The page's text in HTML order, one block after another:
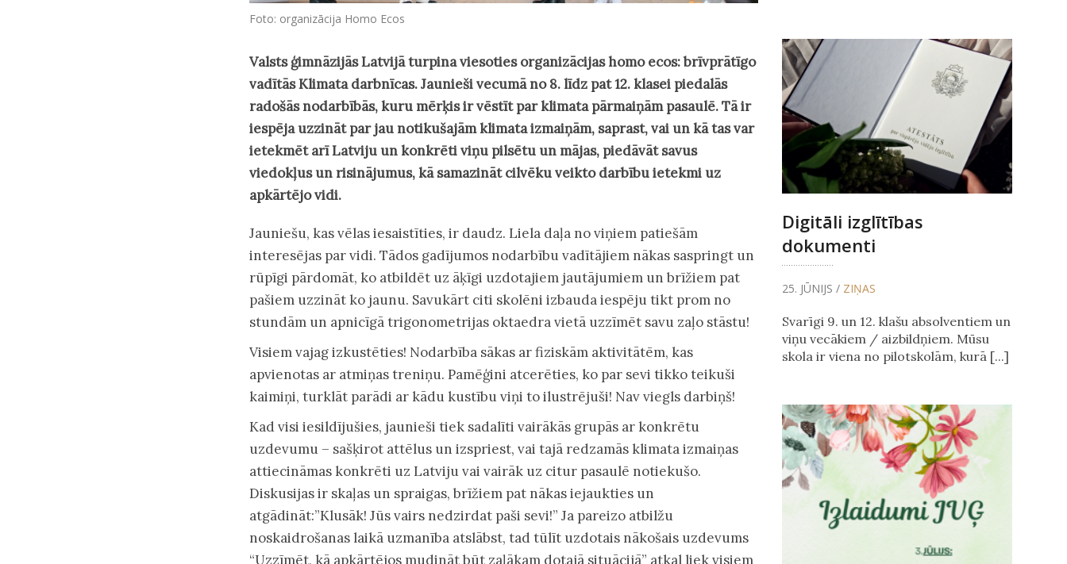
Foto: organizācija Homo Ecos
Valsts ģimnāzijās Latvijā turpina viesoties organizācijas homo ecos: brīvprātīgo
vadītās Klimata darbnīcas. Jaunieši vecumā no 8. līdz pat 12. klasei piedalās
radošās nodarbībās, kuru mērķis ir vēstīt par klimata pārmaiņām pasaulē. Tā ir
iespēja uzzināt par jau notikušajām klimata izmaiņām, saprast, vai un kā tas var
ietekmēt arī Latviju un konkrēti viņu pilsētu un mājas, piedāvāt savus
viedokļus un risinājumus, kā samazināt cilvēku veikto darbību ietekmi uz
apkārtējo vidi.
Jauniešu, kas vēlas iesaistīties, ir daudz. Liela daļa no viņiem patiešām
interesējas par vidi. Tādos gadījumos nodarbību vadītājiem nākas saspringt un
rūpīgi pārdomāt, ko atbildēt uz āķīgi uzdotajiem jautājumiem un brīžiem pat
pašiem uzzināt ko jaunu. Savukārt citi skolēni izbauda iespēju tikt prom no
stundām un apnicīgā trigonometrijas oktaedra vietā uzzīmēt savu zaļo stāstu!
Visiem vajag izkustēties! Nodarbība sākas ar fiziskām aktivitātēm, kas
apvienotas ar atmiņas treniņu. Pamēģini atcerēties, ko par sevi tikko teikuši
kaimiņi, turklāt parādi ar kādu kustību viņi to ilustrējuši! Nav viegls darbiņš!
Kad visi iesildījušies, jaunieši tiek sadalīti vairākās grupās ar konkrētu
uzdevumu – sašķirot attēlus un izspriest, vai tajā redzamās klimata izmaiņas
attiecināmas konkrēti uz Latviju vai vairāk uz citur pasaulē notiekušo.
Diskusijas ir skaļas un spraigas, brīžiem pat nākas iejaukties un
atgādināt:”Klusāk! Jūs vairs nedzirdat paši sevi!” Ja pareizo atbilžu
noskaidrošanas laikā uzmanība atslābst, tad tūlīt uzdotais nākošais uzdevums
“Uzzīmēt, kā apkārtējos mudināt būt zaļākam dotajā situācijā” atkal liek visiem
Digitāli izglītības
dokumenti
25. JŪNIJS / ZIŅAS
Svarīgi 9. un 12. klašu absolventiem un
viņu vecākiem / aizbildņiem. Mūsu
skola ir viena no pilotskolām, kurā [...]